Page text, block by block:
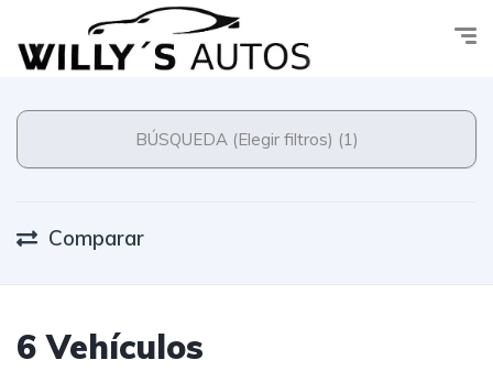
BÚSQUEDA (Elegir filtros) (1)
Comparar
6 Vehículos